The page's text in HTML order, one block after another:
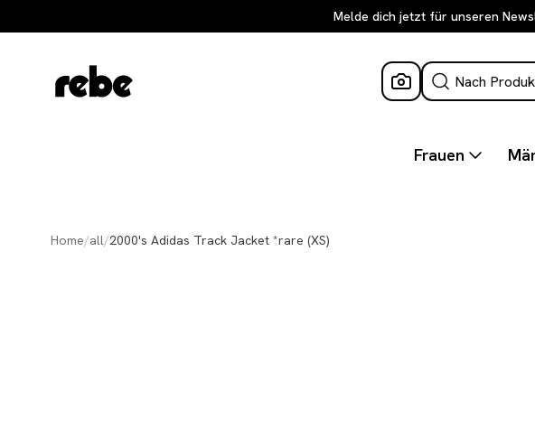
Melde dich jetzt für unseren
Frauen
Home/all/2000's Adidas Track Jacket *rare (XS)